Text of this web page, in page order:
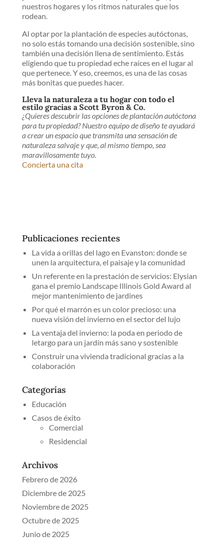
nuestros hogares y los ritmos naturales que los
rodean.
Al optar por la plantación de especies autóctonas,
no solo estás tomando una decisión sostenible, sino
también una decisión llena de sentimiento. Estás
eligiendo que tu propiedad eche raíces en el lugar al
que pertenece. Y eso, creemos, es una de las cosas
más bonitas que puedes hacer.
Lleva la naturaleza a tu hogar con todo el
estilo gracias a Scott Byron & Co.
¿Quieres descubrir las opciones de plantación autóctona
para tu propiedad? Nuestro equipo de diseño te ayudará
a crear un espacio que transmita una sensación de
naturaleza salvaje y que, al mismo tiempo, sea
maravillosamente tuyo.
Concierta una cita
Publicaciones recientes
La vida a orillas del lago en Evanston: donde se
unen la arquitectura, el paisaje y la comunidad
Un referente en la prestación de servicios: Elysian
gana el premio Landscape Illinois Gold Award al
mejor mantenimiento de jardines
Por qué el marrón es un color precioso: una
nueva visión del invierno en el sector del lujo
La ventaja del invierno: la poda en periodo de
letargo para un jardín más sano y sostenible
Construir una vivienda tradicional gracias a la
colaboración
Categorías
Educación
Casos de éxito
Comercial
Residencial
Archivos
Febrero de 2026
Diciembre de 2025
Noviembre de 2025
Octubre de 2025
Junio de 2025